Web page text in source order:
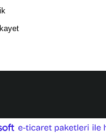
ideasoft
e-